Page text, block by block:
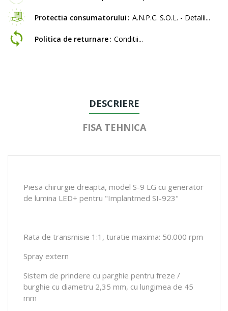
Protectia consumatorului A.N.P.C. S.O.L. - Detalii...
Politica de returnare Conditii...
DESCRIERE
FISA TEHNICA
Piesa chirurgie dreapta, model S-9 LG cu generator
de lumina LED+ pentru "Implantmed SI-923"
Rata de transmisie 1:1, turatie maxima: 50.000 rpm
Spray extern
Sistem de prindere cu parghie pentru freze /
burghie cu diametru 2,35 mm, cu lungimea de 45
mm